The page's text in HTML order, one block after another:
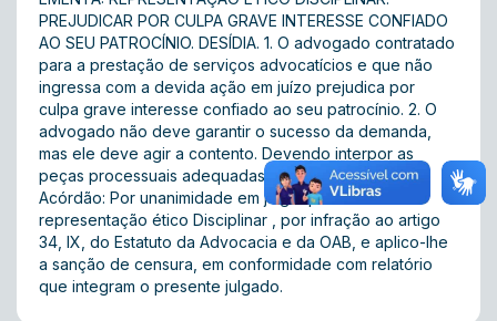
PREJUDICAR POR CULPA GRAVE INTERESSE CONFIADO
AO SEU PATROCÍNIO. DESÍDIA. 1. O advogado contratado
para a prestação de serviços advocatícios e que não
ingressa com a devida ação em juízo prejudica por
culpa grave interesse confiado ao seu patrocínio. 2. O
advogado não deve garantir o sucesso da demanda,
mas ele deve agir a contento. Devendo interpor as
peças processuais adequadas no tempo oportuno
Acórdão: Por unanimidade em julgar procedente
representação ético Disciplinar , por infração ao artigo
34, IX, do Estatuto da Advocacia e da OAB, e aplico-lhe
a sanção de censura, em conformidade com relatório
que integram o presente julgado.